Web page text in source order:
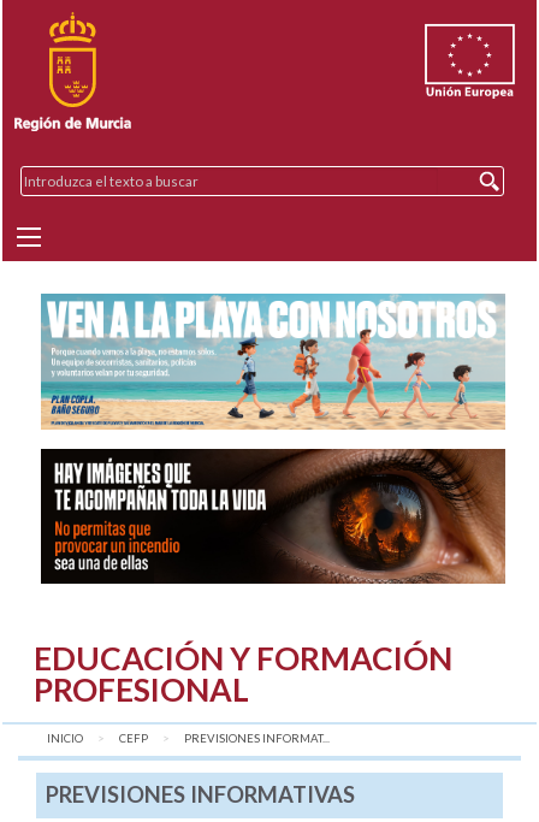
EDUCACIÓN Y FORMACIÓN
PROFESIONAL
INICIO CEFP AQUÍ:
PREVISIONES INFORMAT...
PREVISIONES INFORMATIVAS